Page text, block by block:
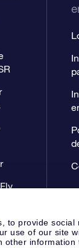
to provide
use of our site
information